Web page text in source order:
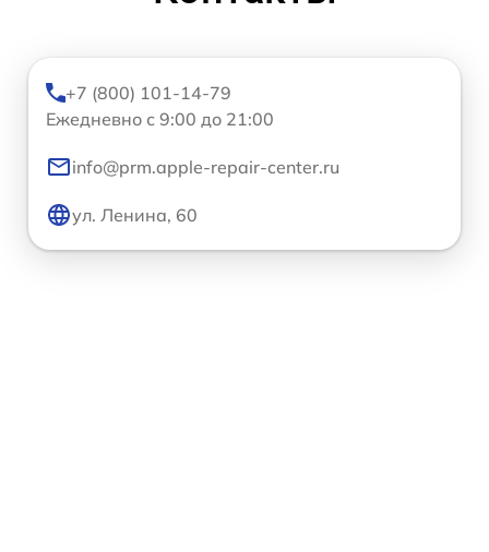
+7 (800) 101-14-79
Ежедневно с 9:00 до 21:00
info@prm.apple-repair-center.ru
ул. Ленина, 60